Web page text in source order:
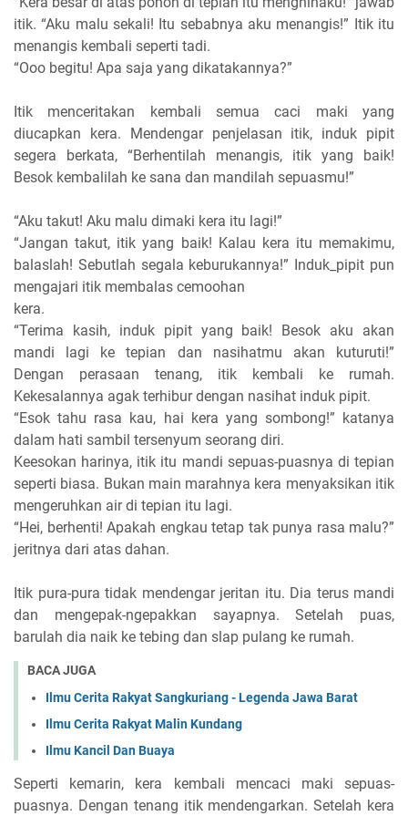
itik. “Aku malu sekali! Itu sebabnya aku menangis!” Itik itu
menangis kembali seperti tadi.
“Ooo begitu! Apa saja yang dikatakannya?”
Itik menceritakan kembali semua caci maki yang
diucapkan kera. Mendengar penjelasan itik, induk pipit
segera berkata, “Berhentilah menangis, itik yang baik!
Besok kembalilah ke sana dan mandilah sepuasmu!”
“Aku takut! Aku malu dimaki kera itu lagi!”
“Jangan takut, itik yang baik! Kalau kera itu memakimu,
balaslah! Sebutlah segala keburukannya!” Induk_pipit pun
mengajari itik membalas cemoohan
kera.
“Terima kasih, induk pipit yang baik! Besok aku akan
mandi lagi ke tepian dan nasihatmu akan kuturuti!”
Dengan perasaan tenang, itik kembali ke rumah.
Kekesalannya agak terhibur dengan nasihat induk pipit.
“Esok tahu rasa kau, hai kera yang sombong!” katanya
dalam hati sambil tersenyum seorang diri.
Keesokan harinya, itik itu mandi sepuas-puasnya di tepian
seperti biasa. Bukan main marahnya kera menyaksikan itik
mengeruhkan air di tepian itu lagi.
“Hei, berhenti! Apakah engkau tetap tak punya rasa malu?”
jeritnya dari atas dahan.
Itik pura-pura tidak mendengar jeritan itu. Dia terus mandi
dan mengepak-ngepakkan sayapnya. Setelah puas,
barulah dia naik ke tebing dan slap pulang ke rumah.
BACA JUGA
Ilmu Cerita Rakyat Sangkuriang - Legenda Jawa Barat
Ilmu Cerita Rakyat Malin Kundang
Ilmu Kancil Dan Buaya
Seperti kemarin, kera kembali mencaci maki sepuas-
puasnya. Dengan tenang itik mendengarkan. Setelah kera